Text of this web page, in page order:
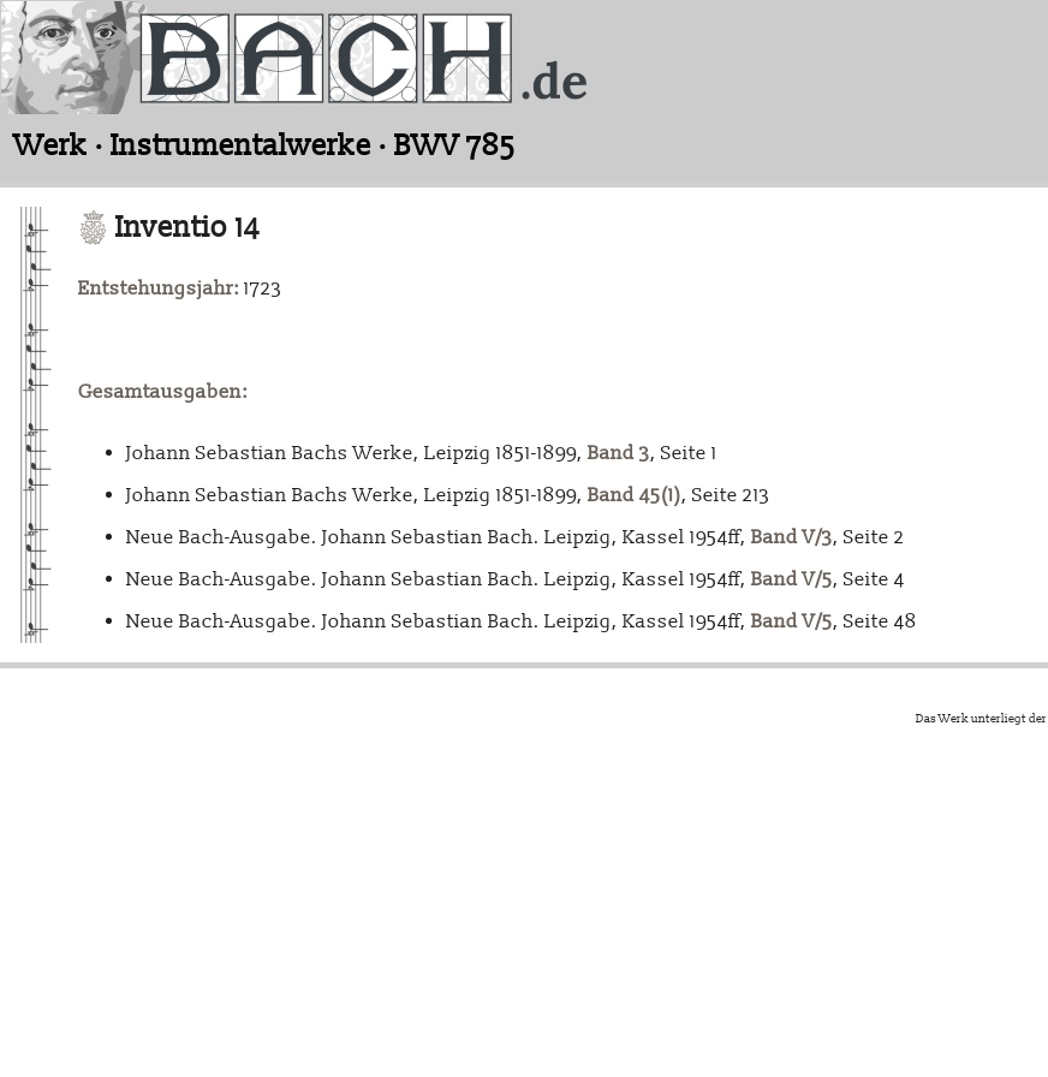
Werk · Instrumentalwerke · BWV 785
Inventio 14
Entstehungsjahr: 1723
Gesamtausgaben:
Johann Sebastian Bachs Werke, Leipzig 1851-1899, Band 3, Seite 1
Johann Sebastian Bachs Werke, Leipzig 1851-1899, Band 45(1), Seite 213
Neue Bach-Ausgabe. Johann Sebastian Bach. Leipzig, Kassel 1954ff, Band V/3, Seite 2
Neue Bach-Ausgabe. Johann Sebastian Bach. Leipzig, Kassel 1954ff, Band V/5, Seite 4
Neue Bach-Ausgabe. Johann Sebastian Bach. Leipzig, Kassel 1954ff, Band V/5, Seite 48
Das Werk unterliegt der